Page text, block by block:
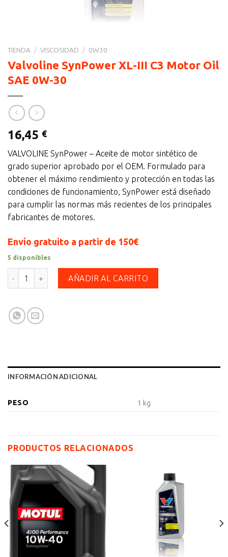
TIENDA / VISCOSIDAD / 0W30
Valvoline SynPower XL-III C3 Motor Oil
SAE 0W-30
16,45 €
VALVOLINE SynPower – Aceite de motor sintético de
grado superior aprobado por el OEM. Formulado para
obtener el máximo rendimiento y protección en todas las
condiciones de funcionamiento, SynPower está diseñado
para cumplir las normas más recientes de los principales
fabricantes de motores.
Envío gratuito a partir de 150€
5 disponibles
Valvoline SynPower XL-III C3 Motor Oil SAE 0W-30 cantidad
AÑADIR AL CARRITO
INFORMACIÓN ADICIONAL
PESO 1 kg
PRODUCTOS RELACIONADOS